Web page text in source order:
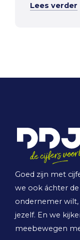
Lees verder
Goed zijn met
we ook áchter de
ondernemer
jezelf. En we
meebewegen